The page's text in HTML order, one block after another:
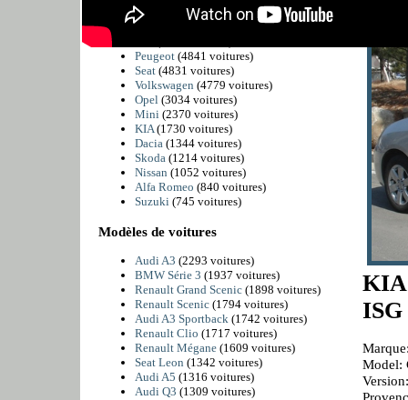
KIA
Model:
BMW
(6225 voitures)
Citroën
Peugeot(4841 voitures)
Seat(4831 voitures)
Volkswagen (4779 voitures)
Opel(3034 voitures)
Mini(2370 voitures)
KIA(1730 voitures)
Dacia(1344 voitures)
Skoda(1214 voitures)
Nissan (1052 voitures)
Alfa Romeo (840 voitures)
Suzuki(745 voitures)
Modèles de voitures
Audi A3 (2293 voitures)
BMW Série 3 (1937 voitures)
Renault Grand Scenic (1898 voitures)
Renault Scenic (1794 voitures)
Audi A3 Sportback (1742 voitures)
Renault Clio (1717 voitures)
Renault Mégane (1609 voitures)
Seat Leon (1342 voitures)
Audi A5 (1316 voitures)
Audi Q3 (1309 voitures)